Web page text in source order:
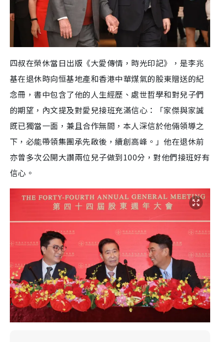
四叔在榮休當日出版《大愛傳情，時光印記》，是李兆
基在退休時向恒基地產和香港中華煤氣的股東贈送的紀
念冊，書中包含了他的人生經歷、處世哲學和對兒子們
的期望，內文提及對愛兒接班充滿信心：「家傑與家誠
既已獨當一面，兼且合作無間，本人深信於他倆領導之
下，必能帶領集團承先啟後，續創高峰。」他在退休前
亦曾多次公開大讚兩位兒子做到100分，對他們接班好有
信心。